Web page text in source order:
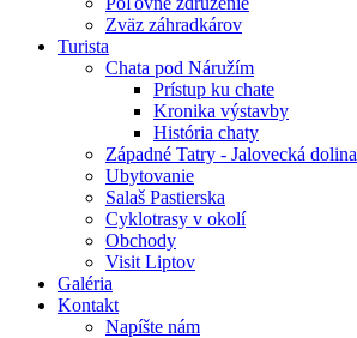
Zväz záhradkárov
Turista
Chata pod Náružím
Prístup ku chate
Kronika výstavby
História chaty
Západné Tatry - Jalovecká dolina
Ubytovanie
Salaš Pastierska
Cyklotrasy v okolí
Obchody
Visit Liptov
Galéria
Kontakt
Napíšte nám